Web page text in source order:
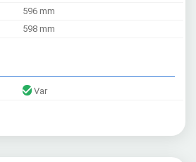
596 mm
598 mm
Var